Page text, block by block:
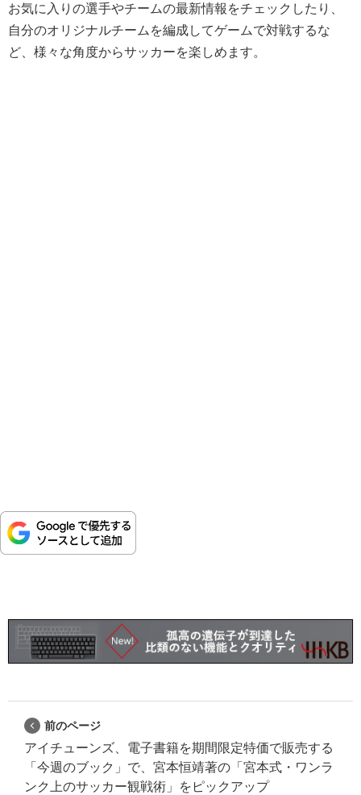
お気に入りの選手やチームの最新情報をチェックしたり、
自分のオリジナルチームを編成してゲームで対戦するな
ど、様々な角度からサッカーを楽しめます。
前のページ
アイチューンズ、電子書籍を期間限定特価で販売する
「今週のブック」で、宮本恒靖著の「宮本式・ワンラ
ンク上のサッカー観戦術」をピックアップ